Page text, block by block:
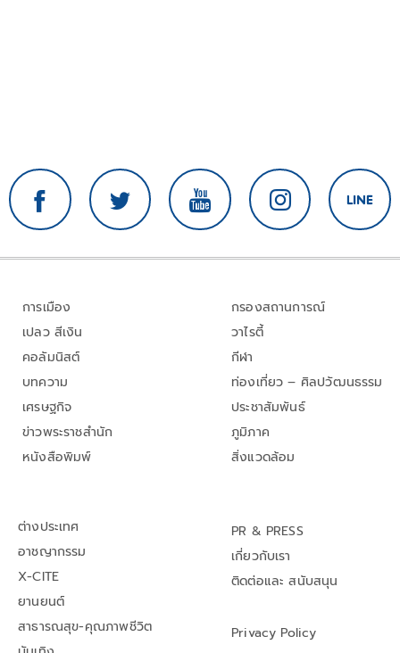
การเมือง
เปลว สีเงิน
คอลัมนิสต์
บทความ
เศรษฐกิจ
ข่าวพระราชสำนัก
หนังสือพิมพ์
กรองสถานการณ์
วาไรตี้
กีฬา
ท่องเที่ยว – ศิลปวัฒนธรรม
ประชาสัมพันธ์
ภูมิภาค
สิ่งแวดล้อม
ต่างประเทศ
อาชญากรรม
X-CITE
ยานยนต์
สาธารณสุข-คุณภาพชีวิต
PR & PRESS
เกี่ยวกับเรา
ติดต่อและ สนับสนุน
Privacy Policy